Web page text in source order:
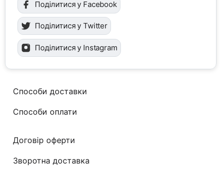
Поділитися у Facebook
Поділитися у Twitter
Поділитися у Instagram
Способи доставки
Способи оплати
Договір оферти
Зворотна доставка